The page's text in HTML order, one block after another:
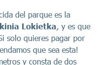
del parque es la
Lokietka, y es que
solo quieres pagar por
que sea esta!
y consta de dos